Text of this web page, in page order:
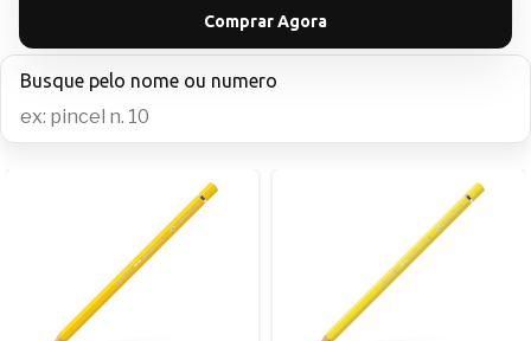
Comprar Agora
Busque pelo nome ou numero